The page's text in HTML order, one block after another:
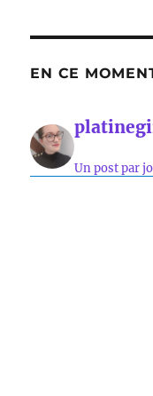
EN CE
Un post par